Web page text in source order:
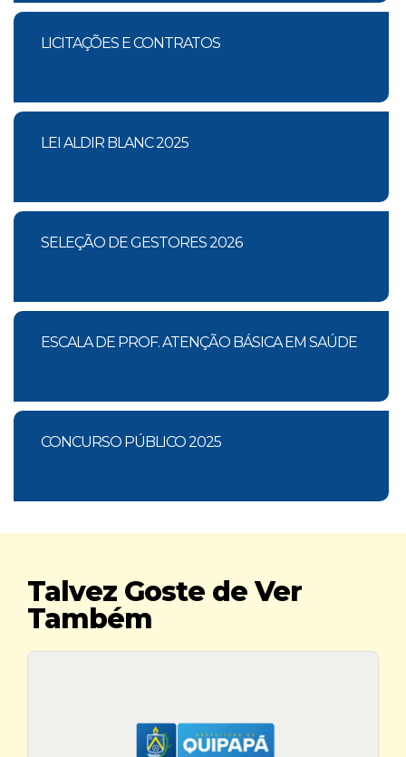
LICITAÇÕES E CONTRATOS
LEI ALDIR BLANC 2025
SELEÇÃO DE GESTORES 2026
ESCALA DE PROF. ATENÇÃO BÁSICA EM SAÚDE
CONCURSO PÚBLICO 2025
Talvez Goste de Ver
Também